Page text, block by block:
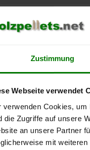
Zustimmung
Webseite verwendet
verwenden Cookies,
die Zugriffe auf unsere
an unsere Partner
mit
gibt es?
der Pellets?
APP
schon